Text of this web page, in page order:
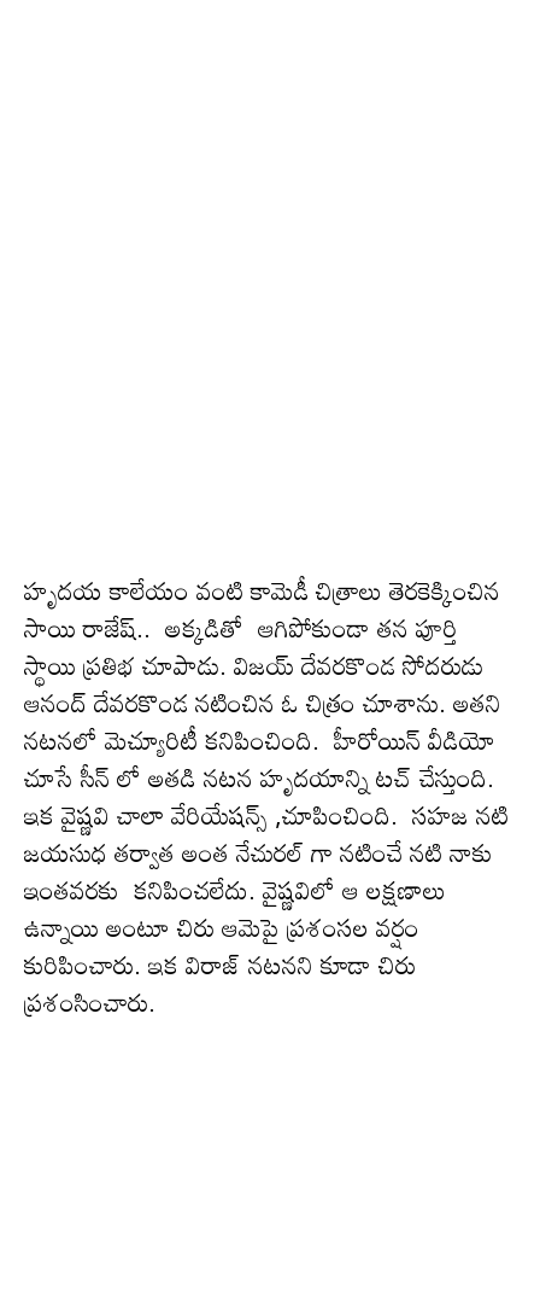
హృద‌య కాలేయం వంటి కామెడీ చిత్రాలు తెరకెక్కించిన
సాయి రాజేష్.. అక్క‌డితో ఆగిపోకుండా త‌న‌ పూర్తి
స్థాయి ప్రతిభ చూపాడు. విజయ్ దేవరకొండ సోద‌రుడు
ఆనంద్ దేవరకొండ నటించిన ఓ చిత్రం చూశాను. అత‌ని
న‌ట‌న‌లో మెచ్యూరిటీ కనిపించింది. హీరోయిన్ వీడియో
చూసే సీన్ లో అతడి నటన హృద‌యాన్ని ట‌చ్ చేస్తుంది.
ఇక వైష్ణ‌వి చాలా వేరియేషన్స్ ,చూపించింది. సహజ నటి
జయసుధ తర్వాత అంత నేచురల్ గా నటించే నటి నాకు
ఇంత‌వ‌ర‌కు కనిపించలేదు. వైష్ణవిలో ఆ లక్షణాలు
ఉన్నాయి అంటూ చిరు ఆమెపై ప్రశంసల వ‌ర్షం
కురిపించారు. ఇక విరాజ్ నటనని కూడా చిరు
ప్ర‌శంసించారు.